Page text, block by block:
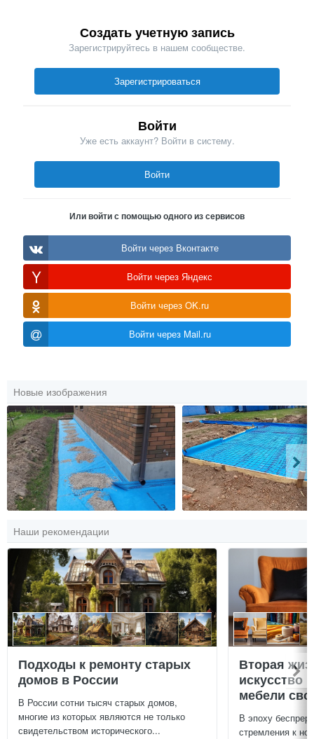
Создать учетную запись
Зарегистрируйтесь в нашем сообществе.
Зарегистрироваться
Войти
Уже есть аккаунт? Войти в систему.
Войти
Или войти с помощью одного из сервисов
Войти через Вконтакте
Войти через Яндекс
Войти через OK.ru
Войти через Mail.ru
Новые изображения
Наши рекомендации
Подходы к ремонту старых
домов в России
В России сотни тысяч старых домов,
многие из которых являются не только
свидетельством исторического...
Вторая
искусство
мебели
В эпоху
стремления к